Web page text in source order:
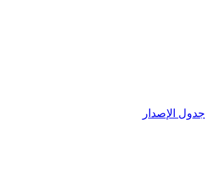
جدول الإصدار